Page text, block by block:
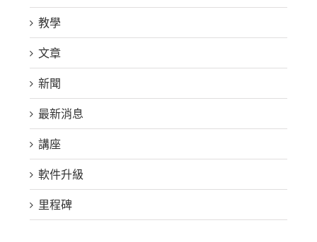
教學
文章
新聞
最新消息
講座
軟件升級
里程碑